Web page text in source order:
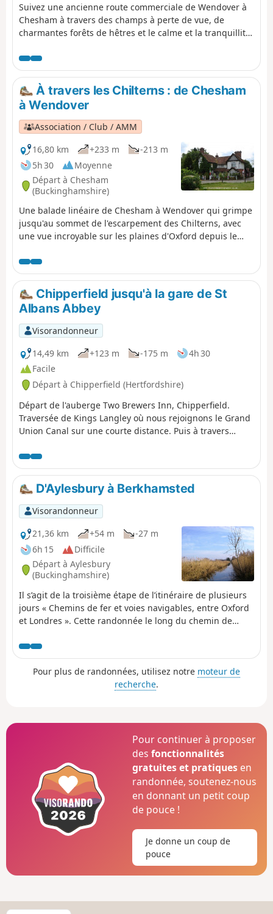
Suivez une ancienne route commerciale de Wendover à
Chesham à travers des champs à perte de vue, de
charmantes forêts de hêtres et le calme et la tranquillité
» est bien balisé et indiqué sur les cartes. Grâce au
programme « Donate-a-Gate » de la Chiltern Society,
vous pouvez profiter de votre promenade sans avoir à
enjamber d’échaliers.
À travers les Chilterns : de Chesham
à Wendover
Association / Club / AMM
16,80 km
+233 m
-213 m
5h 30
Moyenne
Départ à Chesham
(Buckinghamshire)
Une balade linéaire de Chesham à Wendover qui grimpe
jusqu'au sommet de l'escarpement des Chilterns, avec
une vue incroyable sur les plaines d'Oxford depuis le
principal point d'intérêt : tu montes d'un côté, jusqu'à
l'épaule, puis redescends vers la civilisation. La nature
physique de la géographie et de la géologie donne à
cette balade une impression de grandeur.
Chipperfield jusqu'à la gare de St
Albans Abbey
Visorandonneur
14,49 km
+123 m -175 m
4h 30
Facile
Départ à Chipperfield (Hertfordshire)
Départ de l'auberge Two Brewers Inn, Chipperfield.
Traversée de Kings Langley où nous rejoignons le Grand
Union Canal sur une courte distance. Puis à travers
du mur romain dans Verulamium Park et de passer
devant la cathédrale de St Albans pour finir à la gare de
St Albans Abbey.
D'Aylesbury à Berkhamsted
Visorandonneur
21,36 km
+54 m
-27 m
6h 15
Difficile
Départ à Aylesbury
(Buckinghamshire)
Il s’agit de la troisième étape de l’itinéraire de plusieurs
jours « Chemins de fer et voies navigables, entre Oxford
et Londres ». Cette randonnée le long du chemin de
réserve naturelle des réservoirs de Tring, puis monte
régulièrement jusqu’au point culminant du Grand Union
Canal avant de redescendre progressivement au bord
d’une paisible rivière calcaire.
Pour plus de randonnées, utilisez notre moteur de
recherche.
Pour continuer à proposer
desfonctionnalités
gratuites et pratiques en
randonnée, soutenez-nous
en donnant un petit coup
de pouce !
Je donne un coup de
pouce